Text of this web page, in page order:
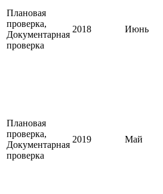
Плановая
проверка,
Документарная
проверка
2018 Июнь
Плановая
проверка,
Документарная
проверка
2019 Май